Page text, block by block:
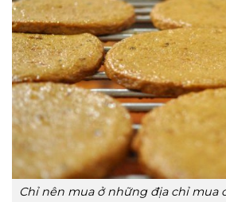
Chỉ nên mua ở những địa chỉ mua